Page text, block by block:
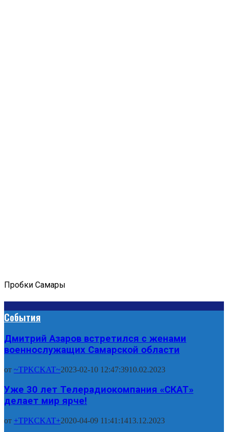
Пробки Самары
События
Дмитрий Азаров встретился с женами
военнослужащих Самарской области
от ~TPKCKAT~2023-02-10 12:47:3910.02.2023
Уже 30 лет Телерадиокомпания «СКАТ»
делает мир ярче!
от +TPKCKAT+2020-04-09 11:41:1413.12.2023